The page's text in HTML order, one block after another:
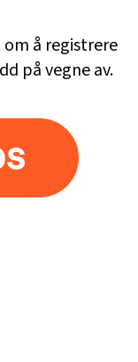
å registrere
på vegne av.